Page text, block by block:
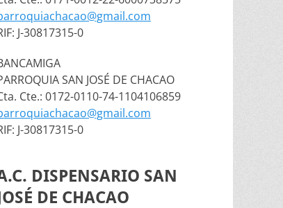
J-30817315-0
SAN JOSÉ DE CHACAO
Cte.: 0172-0110-74-1104106859
J-30817315-0
DISPENSARIO SAN
DE CHACAO